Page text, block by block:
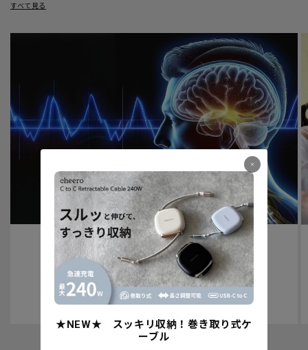
すべて見る
認知症予防への取り組みについて
★NEW★ スッキリ収納！巻き取り式ケ
ーブル